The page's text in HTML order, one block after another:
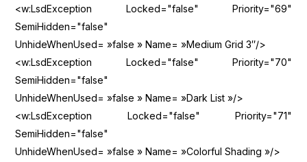
<w:LsdException Locked="false" Priority="69"
SemiHidden="false"
UnhideWhenUsed= »false » Name= »Medium Grid 3″/>
<w:LsdException Locked="false" Priority="70"
SemiHidden="false"
UnhideWhenUsed= »false » Name= »Dark List »/>
<w:LsdException Locked="false" Priority="71"
SemiHidden="false"
UnhideWhenUsed= »false » Name= »Colorful Shading »/>